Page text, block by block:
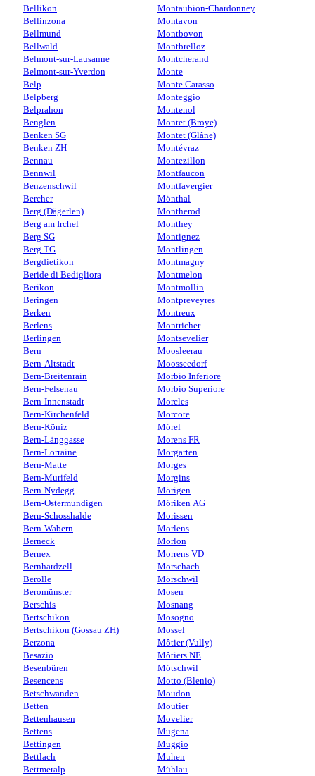
Bellikon
Bellinzona
Bellmund
Bellwald
Belmont-sur-Lausanne
Belmont-sur-Yverdon
Belp
Belpberg
Belprahon
Benglen
Benken SG
Benken ZH
Bennau
Bennwil
Benzenschwil
Bercher
Berg (Dägerlen)
Berg am Irchel
Berg SG
Berg TG
Bergdietikon
Beride di Bedigliora
Berikon
Beringen
Berken
Berlens
Berlingen
Bern
Bern-Altstadt
Bern-Breitenrain
Bern-Felsenau
Bern-Innenstadt
Bern-Kirchenfeld
Bern-Köniz
Bern-Länggasse
Bern-Lorraine
Bern-Matte
Bern-Murifeld
Bern-Nydegg
Bern-Ostermundigen
Bern-Schosshalde
Bern-Wabern
Berneck
Bernex
Bernhardzell
Berolle
Beromünster
Berschis
Bertschikon
Bertschikon (Gossau ZH)
Berzona
Besazio
Besenbüren
Besencens
Betschwanden
Betten
Bettenhausen
Bettens
Bettingen
Bettlach
Bettmeralp
Montaubion-Chardonney
Montavon
Montbovon
Montbrelloz
Montcherand
Monte
Monte Carasso
Monteggio
Montenol
Montet (Broye)
Montet (Glâne)
Montévraz
Montezillon
Montfaucon
Montfavergier
Mönthal
Montherod
Monthey
Montignez
Montlingen
Montmagny
Montmelon
Montmollin
Montpreveyres
Montreux
Montricher
Montsevelier
Moosleerau
Moosseedorf
Morbio Inferiore
Morbio Superiore
Morcles
Morcote
Mörel
Morens FR
Morgarten
Morges
Morgins
Mörigen
Möriken AG
Morissen
Morlens
Morlon
Morrens VD
Morschach
Mörschwil
Mosen
Mosnang
Mosogno
Mossel
Môtier (Vully)
Môtiers NE
Mötschwil
Motto (Blenio)
Moudon
Moutier
Movelier
Mugena
Muggio
Muhen
Mühlau